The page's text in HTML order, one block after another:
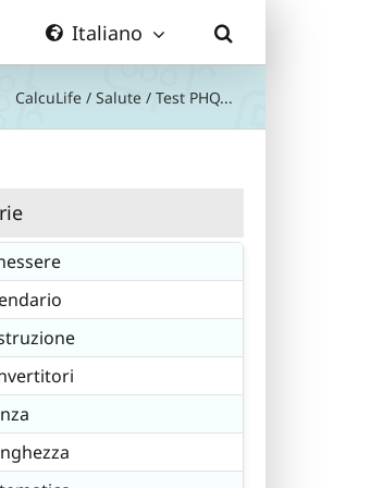
Italiano
CalcuLife / Salute / Test PHQ...